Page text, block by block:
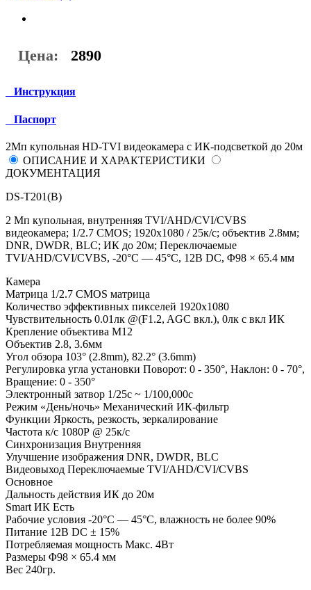
Цена: 2890
Инструкция
Паспорт
2Мп купольная HD-TVI видеокамера с ИК-подсветкой до 20м
ОПИСАНИЕ И ХАРАКТЕРИСТИКИ
ДОКУМЕНТАЦИЯ
DS-T201(B)
2 Мп купольная, внутренняя TVI/AHD/CVI/CVBS
видеокамера; 1/2.7 CMOS; 1920х1080 / 25к/с; объектив 2.8мм;
DNR, DWDR, BLC; ИК до 20м; Переключаемые
TVI/AHD/CVI/CVBS, -20°С — 45°С, 12В DC, Φ98 × 65.4 мм
Камера
Матрица 1/2.7 CMOS матрица
Количество эффективных пикселей 1920х1080
Чувствительность 0.01лк @(F1.2, AGC вкл.), 0лк с вкл ИК
Крепление объектива М12
Объектив 2.8, 3.6мм
Угол обзора 103° (2.8mm), 82.2° (3.6mm)
Регулировка угла установки Поворот: 0 - 350°, Наклон: 0 - 70°,
Вращение: 0 - 350°
Электронный затвор 1/25с ~ 1/100,000с
Режим «День/ночь» Механический ИК-фильтр
Функции Яркость, резкость, зеркалирование
Частота к/с 1080Р @ 25к/с
Синхронизация Внутренняя
Улучшение изображения DNR, DWDR, BLC
Видеовыход Переключаемые TVI/AHD/CVI/CVBS
Основное
Дальность действия ИК до 20м
Smart ИК Есть
Рабочие условия -20°С — 45°С, влажность не более 90%
Питание 12В DC ± 15%
Потребляемая мощность Макс. 4Вт
Размеры Φ98 × 65.4 мм
Вес 240гр.